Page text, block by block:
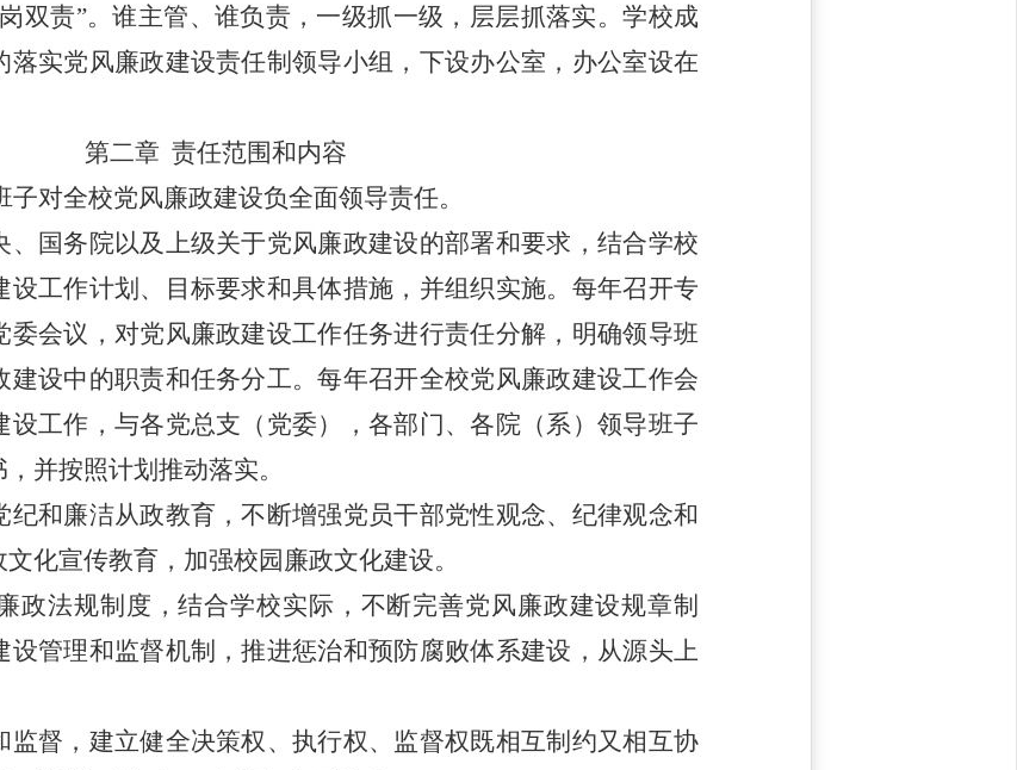
双责”。谁主管、谁负责，一级抓一级，层层抓落实。学校成
落实党风廉政建设责任制领导小组，下设办公室，办公室设在
第二章 责任范围和内容
子对全校党风廉政建设负全面领导责任。
国务院以及上级关于党风廉政建设的部署和要求，结合学校
设工作计划、目标要求和具体措施，并组织实施。每年召开专
委会议，对党风廉政建设工作任务进行责任分解，明确领导班
建设中的职责和任务分工。每年召开全校党风廉政建设工作会
设工作，与各党总支（党委），各部门、各院（系）领导班子
并按照计划推动落实。
和廉洁从政教育，不断增强党员干部党性观念、纪律观念和
化宣传教育，加强校园廉政文化建设。
法规制度，结合学校实际，不断完善党风廉政建设规章制
设管理和监督机制，推进惩治和预防腐败体系建设，从源头上
督，建立健全决策权、执行权、监督权既相互制约又相互协